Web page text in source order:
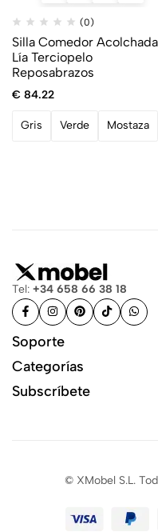
(0)
Silla Comedor Acolchada
Lía Terciopelo
Reposabrazos
€ 84.22
Gris Verde Mostaza
Tel: +34 658 66 38 18
Soporte
Categorías
Subscríbete
© XMobel S.L.